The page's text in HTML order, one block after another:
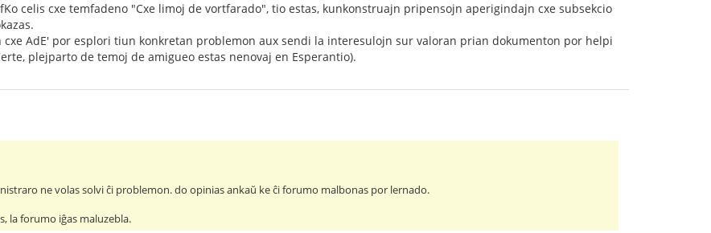
celis cxe temfadeno "Cxe limoj de vortfarado", tio estas, kunkonstruajn pripensojn aperigindajn cxe subsekcio
AdE' por esplori tiun konkretan problemon aux sendi la interesulojn sur valoran prian dokumenton por helpi
plejparto de temoj de amigueo estas nenovaj en Esperantio).
ne volas solvi ĉi problemon. do opinias ankaŭ ke ĉi forumo malbonas por lernado.
la forumo iĝas maluzebla.